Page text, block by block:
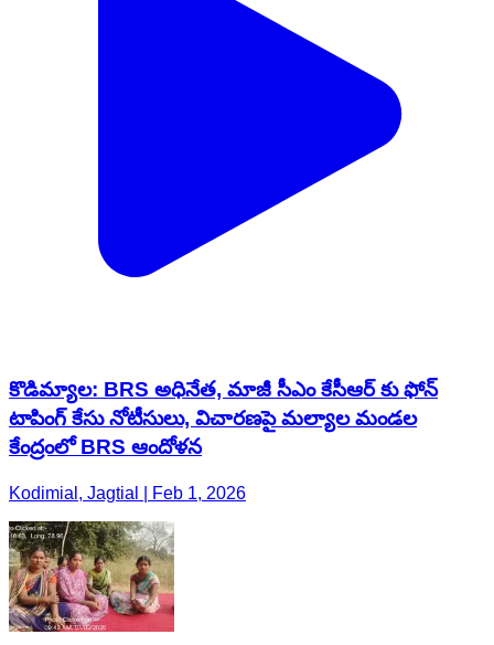
కొడిమ్యాల: BRS అధినేత, మాజీ సీఎం కేసీఆర్ కు ఫోన్
టాపింగ్ కేసు నోటీసులు, విచారణపై మల్యాల మండల
కేంద్రంలో BRS ఆందోళన
Kodimial, Jagtial | Feb 1, 2026